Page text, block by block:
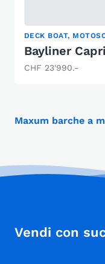
CHF 23'990.-
Maxum barche a
Vendi con